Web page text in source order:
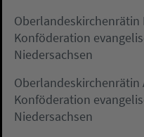
Oberlandeskirchenrätin
Konföderation
Niedersachsen
Oberlandeskirchenrätin
Konföderation
Niedersachsen